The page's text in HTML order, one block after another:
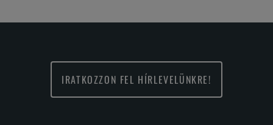
IRATKOZZON FEL HÍRLEVELÜNKRE!